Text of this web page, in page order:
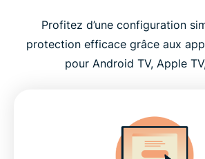
Profitez d’une configuration
protection efficace grâce aux
pour Android TV, Apple